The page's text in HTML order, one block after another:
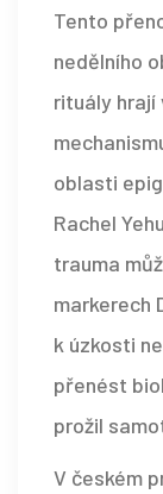
Tento
nedělního
rituály hrají
oblasti
Rachel
trauma
markerech
k úzkosti
přenést
prožil
V českém